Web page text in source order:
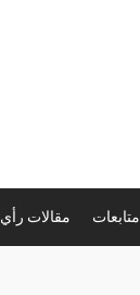
مقالات رأي متابعات